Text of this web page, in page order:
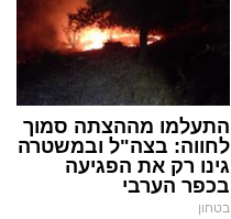
התעלמו מההצתה סמוך
לחווה: בצה"ל ובמשטרה
גינו רק את הפגיעה
בכפר הערבי
בטחון